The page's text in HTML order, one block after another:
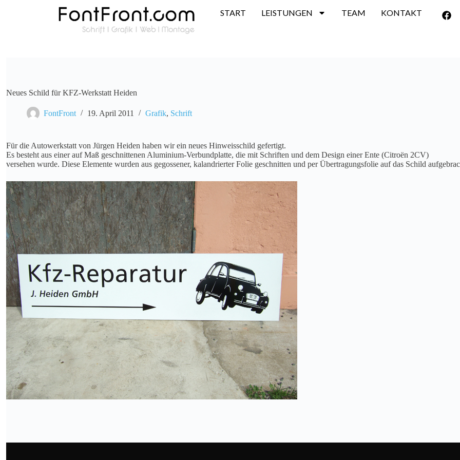
START LEISTUNGEN TEAM KONTAKT
Neues Schild für KFZ-Werkstatt Heiden
FontFront 19. April 2011 Grafik, Schrift
Für die Autowerkstatt von Jürgen Heiden haben wir ein neues Hinweisschild gefertigt.
Es besteht aus einer auf Maß geschnittenen Aluminium-Verbundplatte, die mit Schriften und dem Design einer Ente (Citroën 2CV)
versehen wurde. Diese Elemente wurden aus gegossener, kalandrierter Folie geschnitten und per Übertragungsfolie auf das Schild